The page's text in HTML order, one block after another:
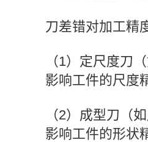
刀差错对加工精
（1）定尺度刀
影响工件的尺度
（2）成型刀（
影响工件的形状